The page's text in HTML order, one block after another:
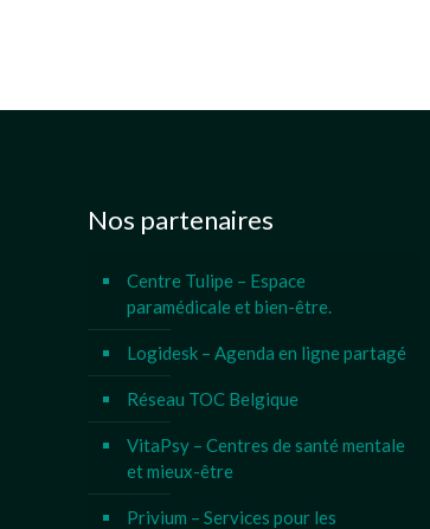
Nos partenaires
Centre Tulipe – Espace
paramédicale et bien-être.
Logidesk – Agenda en ligne partagé
Réseau TOC Belgique
VitaPsy – Centres de santé mentale
et mieux-être
Privium – Services pour les